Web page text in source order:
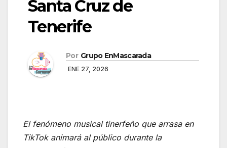
Santa Cruz de
Tenerife
Por Grupo EnMascarada
ENE 27, 2026
El fenómeno musical tinerfeño que arrasa en
TikTok animará al público durante la